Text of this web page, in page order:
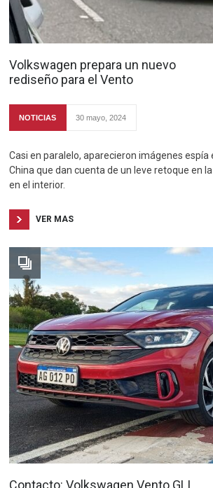
Volkswagen prepara un nuevo
rediseño para el Vento
NOTICIAS 30 mayo, 2024
Casi en paralelo, aparecieron imágenes espía
China que dan cuenta de un leve retoque en
en el interior.
VER MAS
Contacto: Volkswagen Vento GLI